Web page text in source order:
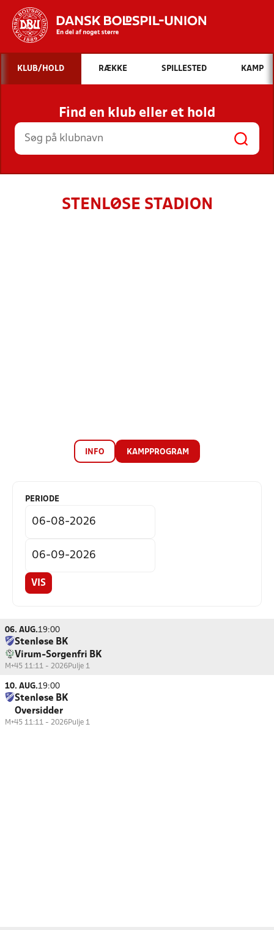
Hvad vil du søge efter?
INDHOLD OG NYHEDER
STILLINGER, RESULTATER, KLUBBER OG
HOLD
KLUB/HOLD RÆKKE SPILLESTED KAMP
Find en klub eller et hold
STENLØSE STADION
INFO KAMPPROGRAM
PERIODE
VIS
06. AUG.19:00
Stenløse BK
Virum-Sorgenfri BK
M+45 11:11 - 2026Pulje 1
10. AUG.19:00
Stenløse BK
Oversidder
M+45 11:11 - 2026Pulje 1